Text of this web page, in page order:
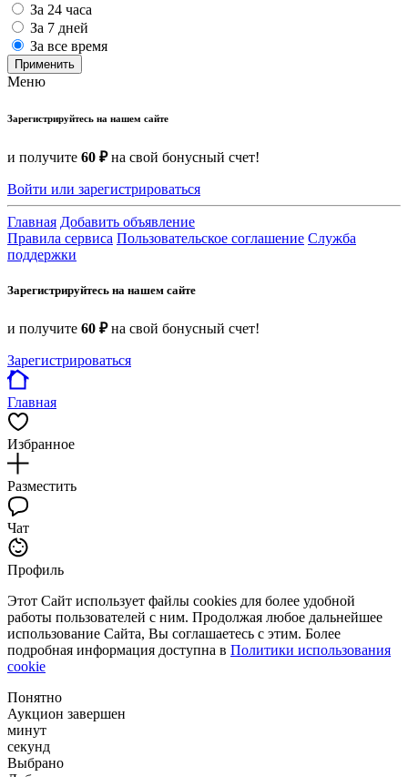
За 24 часа
За 7 дней
За все время
Применить
Меню
Зарегистрируйтесь на нашем сайте
и получите 60 ₽на свой бонусный счет!
Войти или зарегистрироваться
Главная Добавить объявление
Правила сервиса Пользовательское соглашение Служба
поддержки
Зарегистрируйтесь на нашем сайте
и получите 60 ₽на свой бонусный счет!
Зарегистрироваться
Главная
Избранное
Разместить
Чат
Профиль
Этот Сайт использует файлы cookies для более удобной
работы пользователей с ним. Продолжая любое дальнейшее
использование Сайта, Вы соглашаетесь с этим. Более
подробная информация доступна в Политики использования
cookie
Понятно
Аукцион завершен
минут
секунд
Выбрано